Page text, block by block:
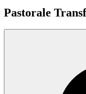
Pastorale